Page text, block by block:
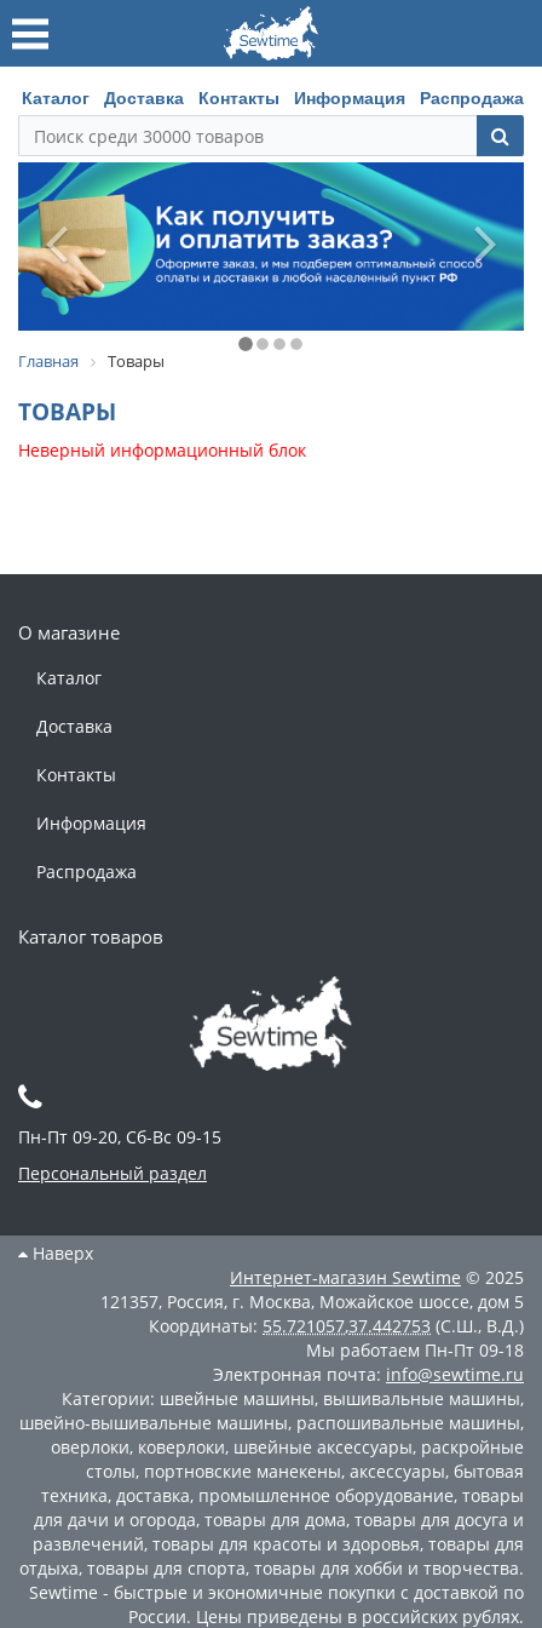
Каталог Доставка Контакты Информация Распродажа
Главная Товары
ТОВАРЫ
Неверный информационный блок
О магазине
Каталог
Доставка
Контакты
Информация
Распродажа
Каталог товаров
Пн-Пт 09-20, Сб-Вс 09-15
Персональный раздел
Наверх
Интернет-магазин Sewtime © 2025
121357, Россия, г. Москва, Можайское шоссе, дом 5
Координаты: 55.721057,37.442753 (С.Ш., В.Д.)
Мы работаем Пн-Пт 09-18
Электронная почта: info@sewtime.ru
Категории: швейные машины, вышивальные машины,
швейно-вышивальные машины, распошивальные машины,
оверлоки, коверлоки, швейные аксессуары, раскройные
столы, портновские манекены, аксессуары, бытовая
техника, доставка, промышленное оборудование, товары
для дачи и огорода, товары для дома, товары для досуга и
развлечений, товары для красоты и здоровья, товары для
отдыха, товары для спорта, товары для хобби и творчества.
Sewtime - быстрые и экономичные покупки с доставкой по
России. Цены приведены в российских рублях.